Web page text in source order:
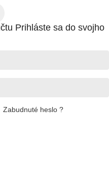
Prihláste sa do svojho
Zabudnuté heslo ?